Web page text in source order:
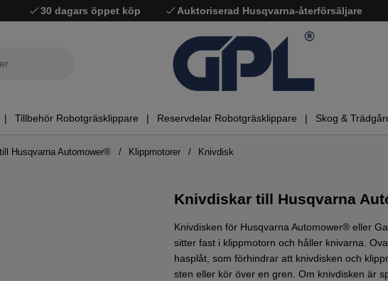
30 dagars öppet köp Auktoriserad Husqvarna-återförsäljare
Tillbehör Robotgräsklippare Reservdelar Robotgräsklippare Skog &
Husqvarna Automower® Klippmotorer Knivdisk
Knivdiskar till Husqvarna
Knivdisken för Husqvarna Automower® eller
sitter fast i klippmotorn och håller knivarna.
hasplåt, som förhindrar att knivdisken och
sten eller kör över en gren. Om knivdisken är